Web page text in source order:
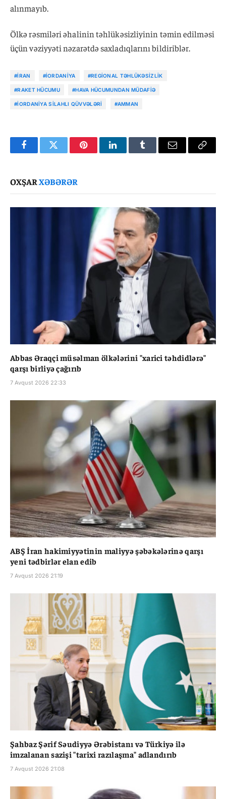
alınmayıb.
Ölkə rəsmiləri əhalinin təhlükəsizliyinin təmin edilməsi
üçün vəziyyəti nəzarətdə saxladıqlarını bildiriblər.
#İRAN #İORDANIYA #REGIONAL TƏHLÜKƏSIZLIK
#RAKET HÜCUMU #HAVA HÜCUMUNDAN MÜDAFIƏ
#İORDANIYA SILAHLI QÜVVƏLƏRI #AMMAN
FacebookTwitter PinterestLinkedInTumblr Email
Copy
OXŞARXƏBƏRƏR
Abbas Əraqçi müsəlman ölkələrini "xarici təhdidlərə"
qarşı birliyə çağırıb
7 Avqust 2026 22:33
ABŞ İran hakimiyyətinin maliyyə şəbəkələrinə qarşı
yeni tədbirlər elan edib
7 Avqust 2026 21:19
Şahbaz Şərif Səudiyyə Ərəbistanı və Türkiyə ilə
imzalanan sazişi "tarixi razılaşma" adlandırıb
7 Avqust 2026 21:08